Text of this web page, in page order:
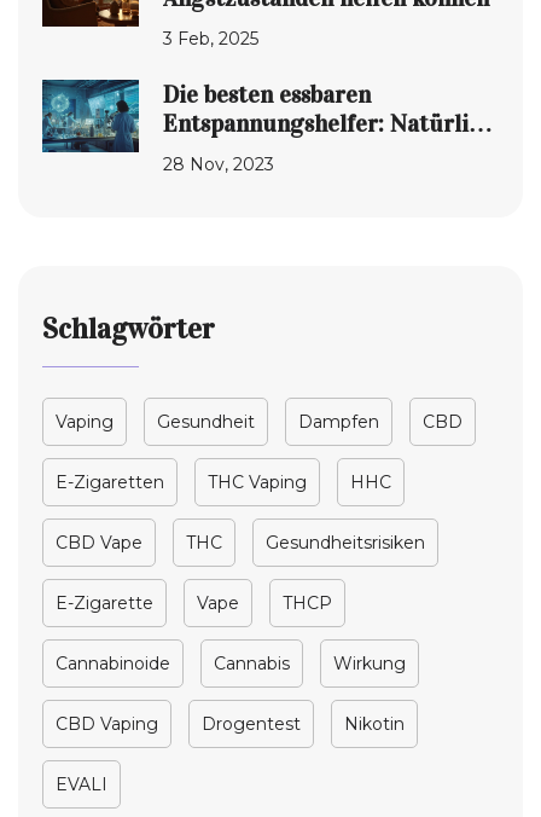
3 Feb, 2025
Die besten essbaren
Entspannungshelfer: Natürlich
zur Ruhe kommen
28 Nov, 2023
Schlagwörter
Vaping Gesundheit Dampfen CBD
E-Zigaretten THC Vaping HHC
CBD Vape THC Gesundheitsrisiken
E-Zigarette Vape THCP
Cannabinoide Cannabis Wirkung
CBD Vaping Drogentest Nikotin
EVALI